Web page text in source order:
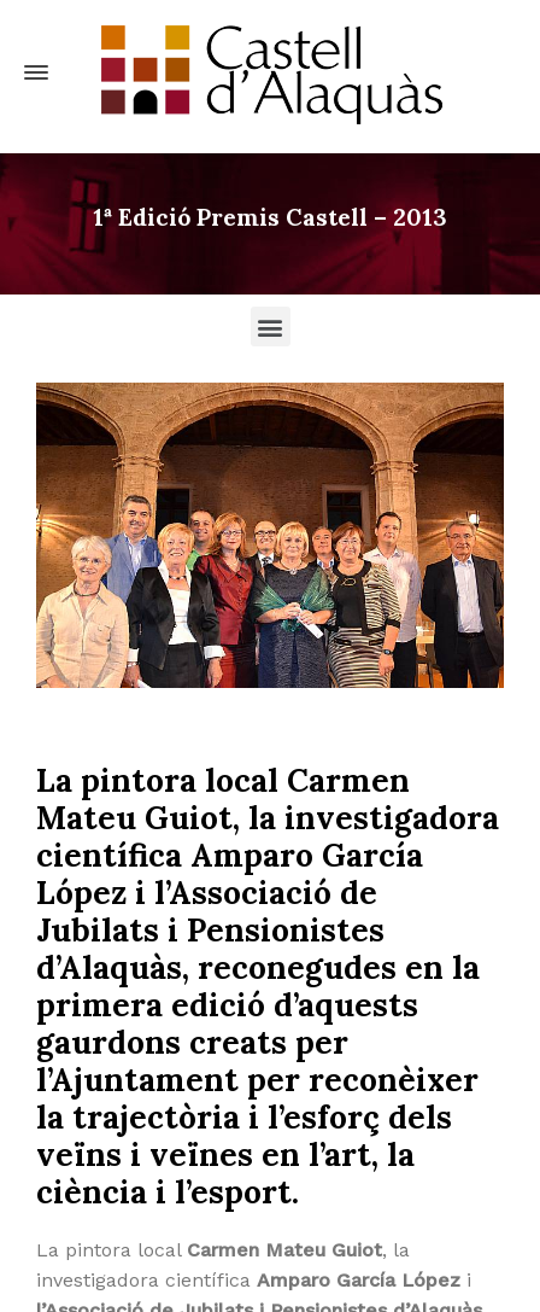
1ª Edició Premis Castell – 2013
La pintora local Carmen
Mateu Guiot, la investigadora
científica Amparo García
López i l’Associació de
Jubilats i Pensionistes
d’Alaquàs, reconegudes en la
primera edició d’aquests
gaurdons creats per
l’Ajuntament per reconèixer
la trajectòria i l’esforç dels
veïns i veïnes en l’art, la
ciència i l’esport.
La pintora local Carmen Mateu Guiot, la
investigadora científica Amparo García López i